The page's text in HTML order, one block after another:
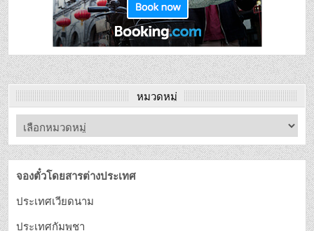
หมวดหมู่
จองตั๋วโดยสารต่างประเทศ
ประเทศเวียดนาม
ประเทศกัมพูชา